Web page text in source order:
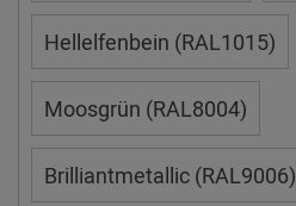
Hellelfenbein (RAL1015)
Moosgrün (RAL8004)
Brilliantmetallic (RAL9006)